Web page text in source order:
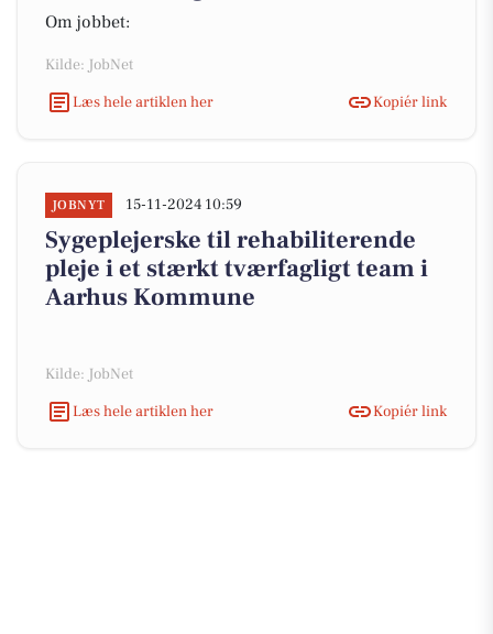
Om jobbet:
Kilde: JobNet
Læs hele artiklen her
Kopiér link
JOBNYT 15-11-2024 10:59
Sygeplejerske til rehabiliterende
pleje i et stærkt tværfagligt team i
Aarhus Kommune
Kilde: JobNet
Læs hele artiklen her
Kopiér link